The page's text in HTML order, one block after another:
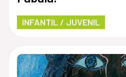
INFANTIL / JUVENIL